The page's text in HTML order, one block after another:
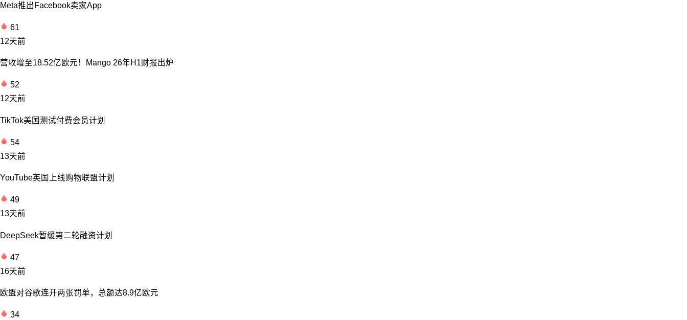
Meta推出Facebook卖家App
61
12天前
营收增至18.52亿欧元！Mango 26年H1财报出炉
52
12天前
TikTok美国测试付费会员计划
54
13天前
YouTube英国上线购物联盟计划
49
13天前
DeepSeek暂缓第二轮融资计划
47
16天前
欧盟对谷歌连开两张罚单，总额达8.9亿欧元
34